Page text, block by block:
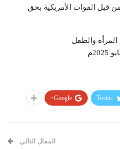
قبل القوات الأمريكية بحق
والطفل
Twitter
Google+
المقال التالي